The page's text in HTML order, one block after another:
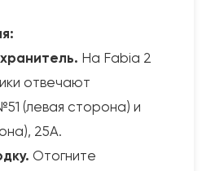
На Fabia 2
отвечают
(левая сторона) и
25А.
Отогните